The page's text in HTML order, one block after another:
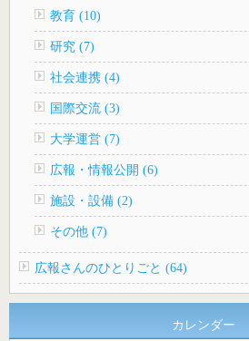
教育 (10)
研究 (7)
社会連携 (4)
国際交流 (3)
大学運営 (7)
広報・情報公開 (6)
施設・設備 (2)
その他 (7)
広報さんのひとりごと (64)
カレンダー